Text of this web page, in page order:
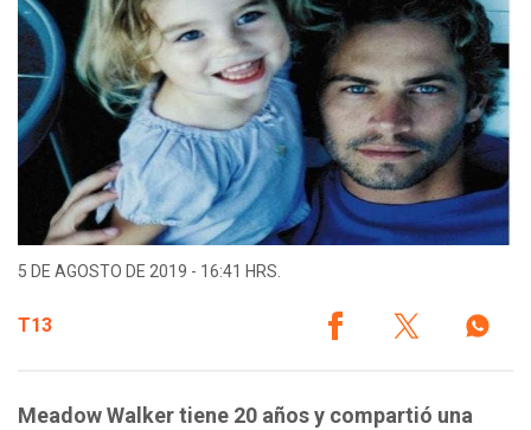
5 DE AGOSTO DE 2019 - 16:41 HRS.
T13
Meadow Walker tiene 20 años y compartió una